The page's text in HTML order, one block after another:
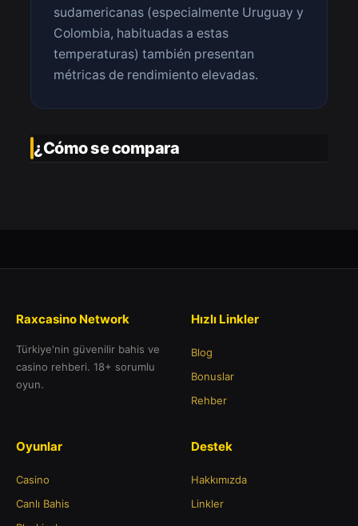
sudamericanas (especialmente Uruguay y
Colombia, habituadas a estas
temperaturas) también presentan
métricas de rendimiento elevadas.
¿Cómo se compara
Raxcasino Network
Türkiye'nin güvenilir bahis ve
casino rehberi. 18+ sorumlu
oyun.
Hızlı Linkler
Blog
Bonuslar
Rehber
Oyunlar
Casino
Canlı Bahis
Destek
Hakkımızda
Linkler